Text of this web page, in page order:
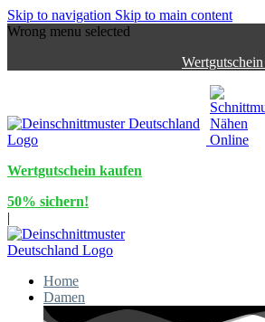
Skip to navigation Skip to main content
Wrong menu selected
Wertgutschein kaufen
50% sichern!
|
Home
Damen